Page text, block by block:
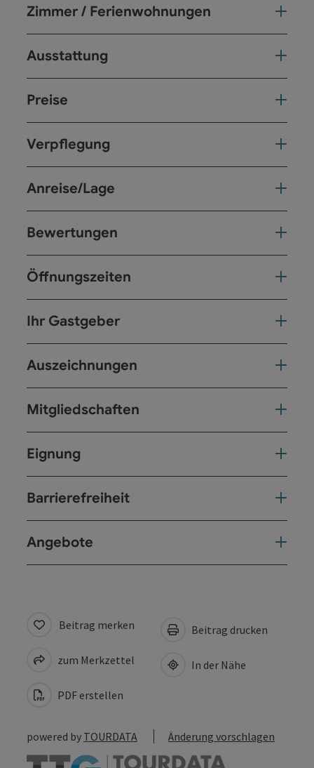
Zimmer / Ferienwohnungen
Ausstattung
Preise
Verpflegung
Anreise/Lage
Bewertungen
Öffnungszeiten
Ihr Gastgeber
Auszeichnungen
Mitgliedschaften
Eignung
Barrierefreiheit
Angebote
Beitrag merken
zum Merkzettel
PDF erstellen
Beitrag drucken
In der Nähe
powered by TOURDATA Änderung vorschlagen